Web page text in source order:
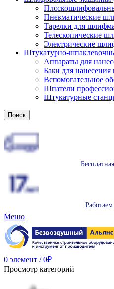
Пневматические
Тарелки для
Телескопические
Электрические
Штукатурно-
Аппараты для
Баки для нанесения
Вспомогательное
Шпатели
Штукатурные
Поиск
Меню
0 элемент / 0₽
Просмотр категорий